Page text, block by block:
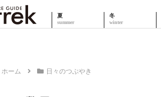
夏 冬
ホーム 日々のつぶやき